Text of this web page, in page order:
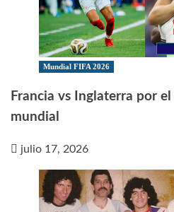
mundial
Mundial FIFA 2026
Francia vs Inglaterra por
mundial
julio 17, 2026